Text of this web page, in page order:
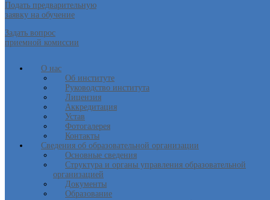
Подать предварительную
заявку на обучение
Задать вопрос
приемной комиссии
О нас
Об институте
Руководство института
Лицензия
Аккредитация
Устав
Фотогалерея
Контакты
Сведения об образовательной организации
Основные сведения
Структура и органы управления образовательной
организацией
Документы
Образование